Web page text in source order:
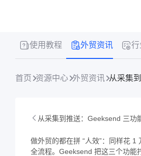
使用教程 外贸资讯 行
首页 资源中心 外贸资讯
从采集到推送：Geeksend 三功
做外贸的都在拼 “人效”：同样花
全流程。Geeksend 把这三个功能